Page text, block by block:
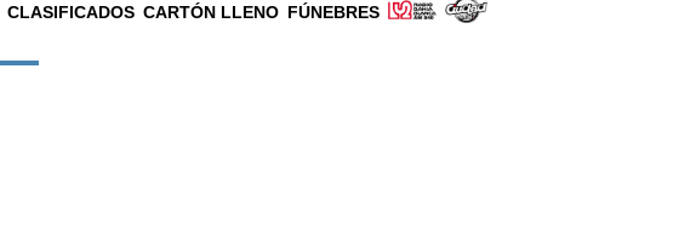
CLASIFICADOS CARTÓN LLENO FÚNEBRES